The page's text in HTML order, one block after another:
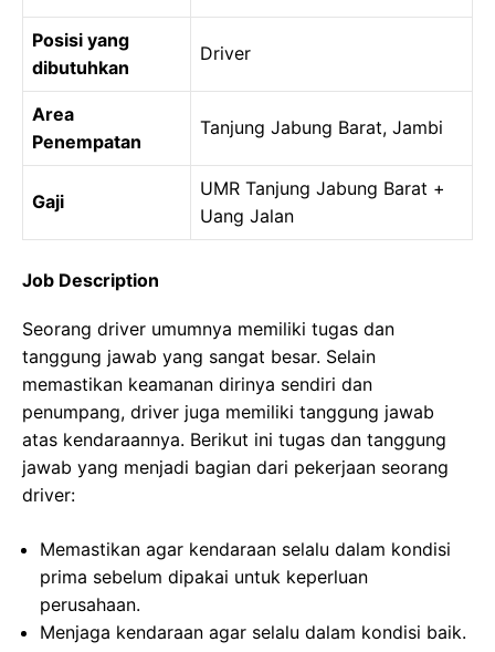
Posisi yang
dibutuhkan
Driver
Area
Penempatan
Tanjung Jabung Barat, Jambi
Gaji
UMR Tanjung Jabung Barat +
Uang Jalan
Job Description
Seorang driver umumnya memiliki tugas dan
tanggung jawab yang sangat besar. Selain
memastikan keamanan dirinya sendiri dan
penumpang, driver juga memiliki tanggung jawab
atas kendaraannya. Berikut ini tugas dan tanggung
jawab yang menjadi bagian dari pekerjaan seorang
driver:
Memastikan agar kendaraan selalu dalam kondisi
prima sebelum dipakai untuk keperluan
perusahaan.
Menjaga kendaraan agar selalu dalam kondisi baik.